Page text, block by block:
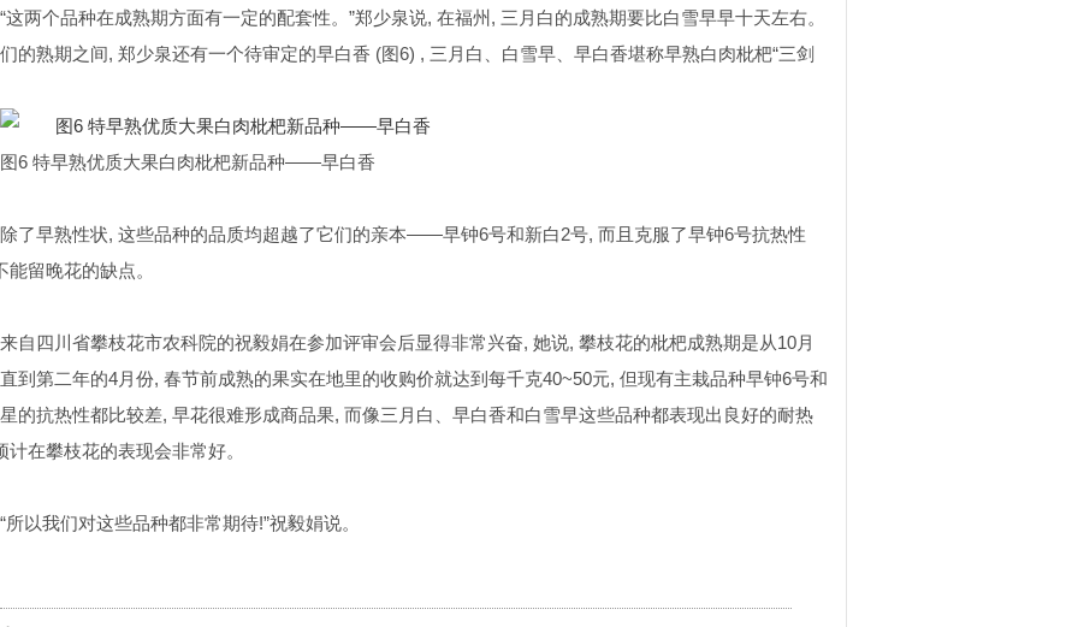
“这两个品种在成熟期方面有一定的配套性。”郑少泉说, 在福州 , 三月白的成熟期要比白雪早早十天左右。
的熟期之间, 郑少泉还有一个待审定的早白香 (图6) , 三月白、白雪早、早白香堪称早熟白肉枇杷“三剑
图6 特早熟优质大果白肉枇杷新品种——早白香
除了早熟性状, 这些品种的品质均超越了它们的亲本——早钟6号和新白2号, 而且克服了早钟6号抗热性
能留晚花的缺点。
来自四川省攀枝花市农科院的祝毅娟在参加评审会后显得非常兴奋, 她说, 攀枝花的枇杷成熟期是从10月
到第二年的4月份, 春节前成熟的果实在地里的收购价就达到每千克40~50元, 但现有主栽品种早钟6号和
的抗热性都比较差, 早花很难形成商品果, 而像三月白、早白香和白雪早这些品种都表现出良好的耐热
计在攀枝花的表现会非常好。
“所以我们对这些品种都非常期待!”祝毅娟说。